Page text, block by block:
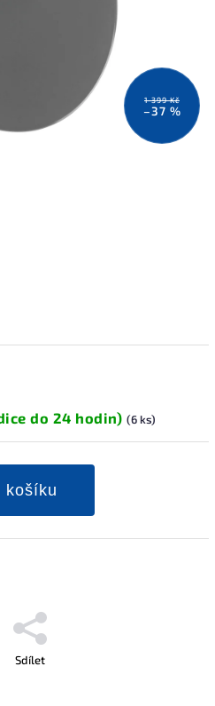
1 399 Kč
–37 %
do 24 hodin) (6 ks)
košíku
Sdílet